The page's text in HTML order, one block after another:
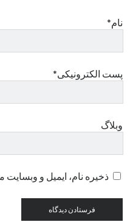
نام*
پست الکترونیکی*
وبلاگ
ذخیره نام، ایمیل و